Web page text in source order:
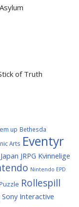
of Truth
up Bethesda
Arts Eventyr
Japan JRPG Kvinnelige
Nintendo EPD
Rollespill
Sony Interactive